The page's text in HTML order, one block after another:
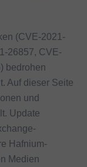
(CVE-2021-
26857, CVE-
bedrohen
Auf dieser Seite
und
Update
Hafnium-
Medien